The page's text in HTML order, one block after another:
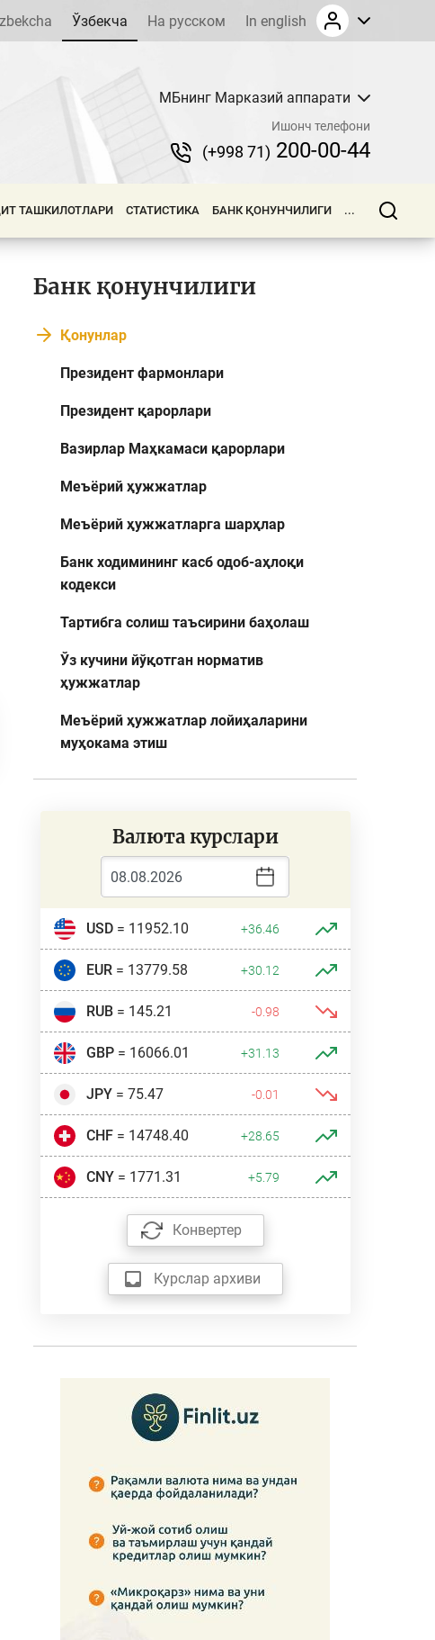
Ўзбекча На русском In english
МБнинг Марказий аппарати
Ишонч телефони
(+998 71) 200-00-44
ТАШКИЛОТЛАРИ СТАТИСТИКА БАНК ҚОНУНЧИЛИГИ ...
Банк қонунчилиги
Қонунлар
Президент фармонлари
Президент қарорлари
Вазирлар Маҳкамаси қарорлари
Меъёрий ҳужжатлар
Меъёрий ҳужжатларга шарҳлар
Банк ходимининг касб одоб-аҳлоқи
кодекси
Тартибга солиш таъсирини баҳолаш
Ўз кучини йўқотган норматив
ҳужжатлар
Меъёрий ҳужжатлар лойиҳаларини
муҳокама этиш
Валюта курслари
USD= 11952.10 +36.46
EUR= 13779.58 +30.12
RUB= 145.21 -0.98
GBP= 16066.01 +31.13
JPY= 75.47 -0.01
CHF= 14748.40 +28.65
CNY= 1771.31 +5.79
Конвертер
Курслар архиви